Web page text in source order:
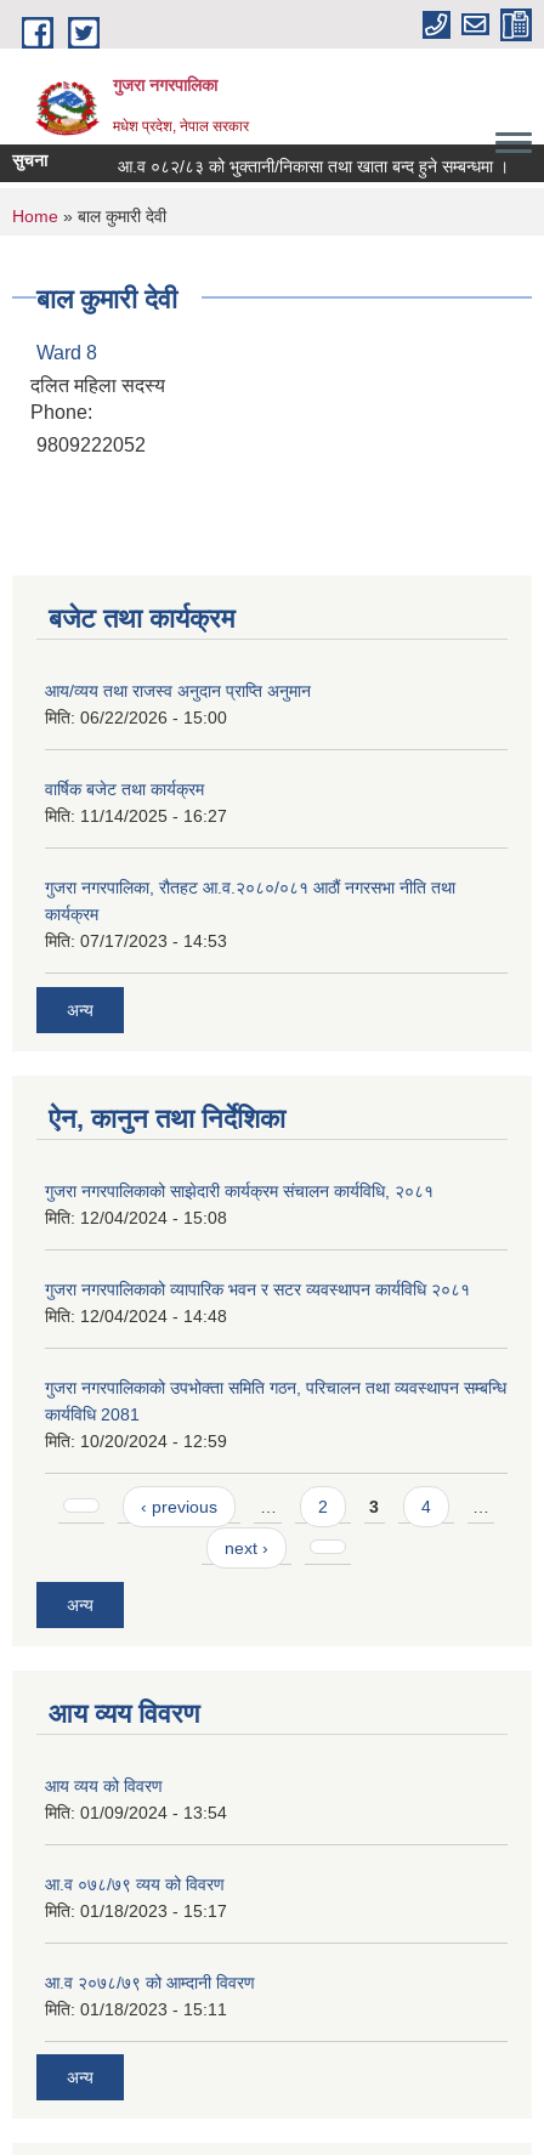
Skip to main content
गुजरा नगरपालिका
मधेश प्रदेश, नेपाल सरकार
सुचना आ.व ०८२/८३ को भु्क्तानी/निकासा तथा खाता बन्द हुने सम्बन्धमा ।
You are here
Home » बाल कुमारी देवी
बाल कुमारी देवी
Ward 8
दलित महिला सदस्य
Phone:
9809222052
बजेट तथा कार्यक्रम
आय/व्यय तथा राजस्व अनुदान प्राप्ति अनुमान
मिति: 06/22/2026 - 15:00
वार्षिक बजेट तथा कार्यक्रम
मिति: 11/14/2025 - 16:27
गुजरा नगरपालिका, रौतहट आ.व.२०८०/०८१ आठौं नगरसभा नीति तथा
कार्यक्रम
मिति: 07/17/2023 - 14:53
अन्य
ऐन, कानुन तथा निर्देशिका
गुजरा नगरपालिकाको साझेदारी कार्यक्रम संचालन कार्यविधि, २०८१
मिति: 12/04/2024 - 15:08
गुजरा नगरपालिकाको व्यापारिक भवन र सटर व्यवस्थापन कार्यविधि २०८१
मिति: 12/04/2024 - 14:48
गुजरा नगरपालिकाको उपभोक्ता समिति गठन, परिचालन तथा व्यवस्थापन सम्बन्धि
कार्यविधि 2081
मिति: 10/20/2024 - 12:59
Pages ‹ previous … 2 3 4 …
next ›
अन्य
आय व्यय विवरण
आय व्यय को विवरण
मिति: 01/09/2024 - 13:54
आ.व ०७८/७९ व्यय को विवरण
मिति: 01/18/2023 - 15:17
आ.व २०७८/७९ को आम्दानी विवरण
मिति: 01/18/2023 - 15:11
अन्य